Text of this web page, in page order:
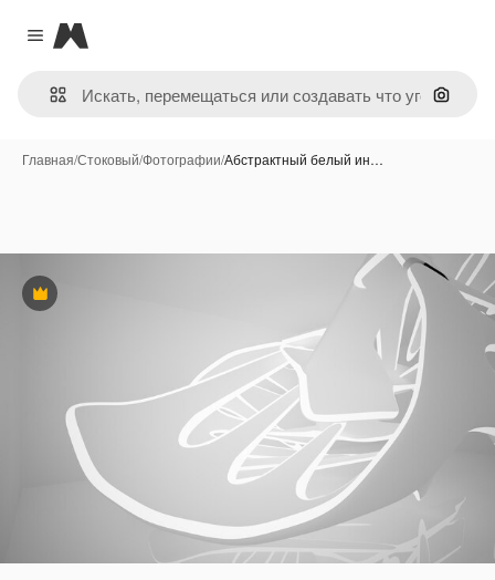
Close menu
Magnific
Поиск
Главная/Стоковый/Фотографии/Абстрактный белый ин…
Премиум